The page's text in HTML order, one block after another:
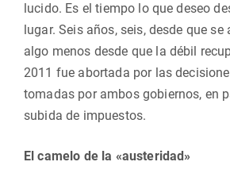
lucido. Es el tiempo lo que deseo
lugar. Seis años, seis, desde que
algo menos desde que la débil
2011 fue abortada por las
tomadas por ambos gobiernos, en
subida de impuestos.
El camelo de la «austeridad»